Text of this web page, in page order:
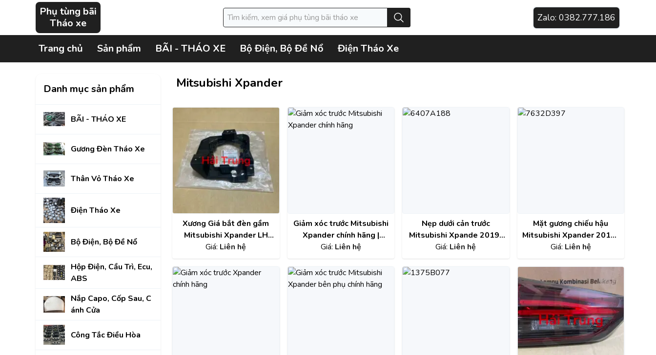
Phụ tùng bãi
Tháo xe
Zalo: 0382.777.186
Trang chủ Sản phẩm BÃI - THÁO XE Bộ Điện, Bộ Đề Nổ Điện Tháo Xe
Danh mục sản phẩm
BÃI - THÁO XE
Gương Đèn Tháo Xe
Thân Vỏ Tháo Xe
Điện Tháo Xe
Bộ Điện, Bộ Đề Nổ
Hộp Điện, Cầu Trì, Ecu,
ABS
Nắp Capo, Cốp Sau, C
ánh Cửa
Công Tắc Điều Hòa
Mitsubishi Xpander
Xương Giá bắt đèn gầm
Mitsubishi Xpander LH
chính hãng | 8321A885
Giá: Liên hệ
Giảm xóc trước Mitsubishi
Xpander chính hãng |
4060A575 , 4060A576
Giá: Liên hệ
Nẹp dưới cản trước
Mitsubishi Xpande 2019-
2021 chính hãng |
Giá: Liên hệ
Mặt gương chiếu hậu
Mitsubishi Xpander 2018-
2022 chính hãng
Giá: Liên hệ